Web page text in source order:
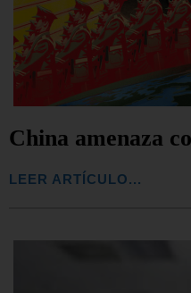
China amenaza
LEER ARTÍCULO...